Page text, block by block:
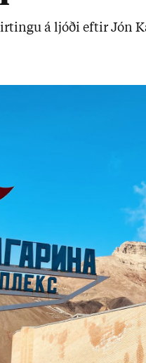
á ljóði eft­ir Jón